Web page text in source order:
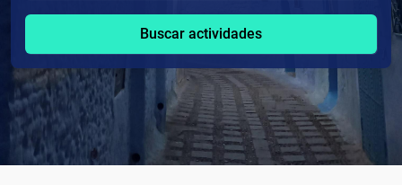
Buscar actividades